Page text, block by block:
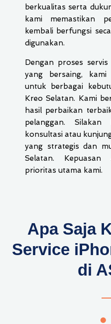
berkualitas serta
kami memastikan
kembali berfungsi
digunakan.
Dengan proses
yang bersaing,
untuk berbagai
Kreo Selatan. Kami
hasil perbaikan
pelanggan.
konsultasi atau
yang strategis dan
Selatan. Kepuasan
prioritas utama kami.
Apa Saja
Service
di